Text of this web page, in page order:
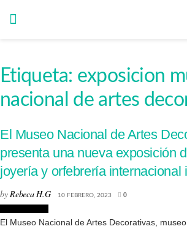
Etiqueta: exposicion
nacional de artes
El Museo Nacional de Artes
presenta una nueva exposición
joyería y orfebrería internacional
byRebeca H.G 10 FEBRERO, 2023 0
El Museo Nacional de Artes Decorativas,